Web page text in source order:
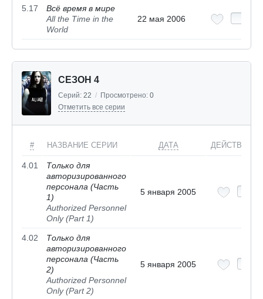
5.17
Всё время в мире
All the Time in the
World
22 мая 2006
СЕЗОН 4
Серий: 22 / Просмотрено: 0
Отметить все серии
# НАЗВАНИЕ СЕРИИ ДАТА ДЕЙСТВИЯ
4.01
Только для
авторизированного
персонала (Часть
1)
Authorized Personnel
Only (Part 1)
5 января 2005
4.02
Только для
авторизированного
персонала (Часть
2)
Authorized Personnel
Only (Part 2)
5 января 2005